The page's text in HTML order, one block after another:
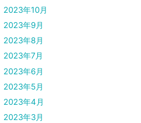
2023年10月
2023年9月
2023年8月
2023年7月
2023年6月
2023年5月
2023年4月
2023年3月